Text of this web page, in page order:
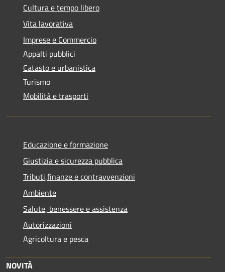
Cultura e tempo libero
Vita lavorativa
Imprese e Commercio
Appalti pubblici
Catasto e urbanistica
Turismo
Mobilità e trasporti
Educazione e formazione
Giustizia e sicurezza pubblica
Tributi,finanze e contravvenzioni
Ambiente
Salute, benessere e assistenza
Autorizzazioni
Agricoltura e pesca
NOVITÀ